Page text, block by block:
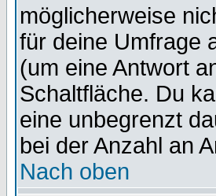
möglicherweise
für deine Umfrage
(um eine Antwort
Schaltfläche. Du
eine unbegrenzt
bei der Anzahl an
Nach oben